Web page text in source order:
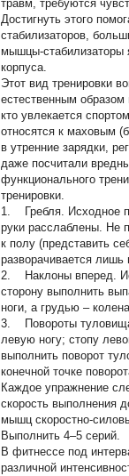
травм, требуются
Достигнуть этого
стабилизаторов,
мышцы-стабилизаторы
корпуса.
Этот вид тренировки
естественным
кто увлекается
относятся к маховым
в утренние зарядки,
даже посчитали
функционального
тренировки.
1. Гребля. Исходное
руки расслаблены. Не
к полу (представить
разворачивается
2. Наклоны вперед.
сторону выполнить
ноги, а грудью –
3. Повороты
левую ногу; стопу
выполнить поворот
конечной точке
Каждое упражнение
скорость выполнения
мышц скоростно-
Выполнить 4–5 серий.
В фитнессе под
различной